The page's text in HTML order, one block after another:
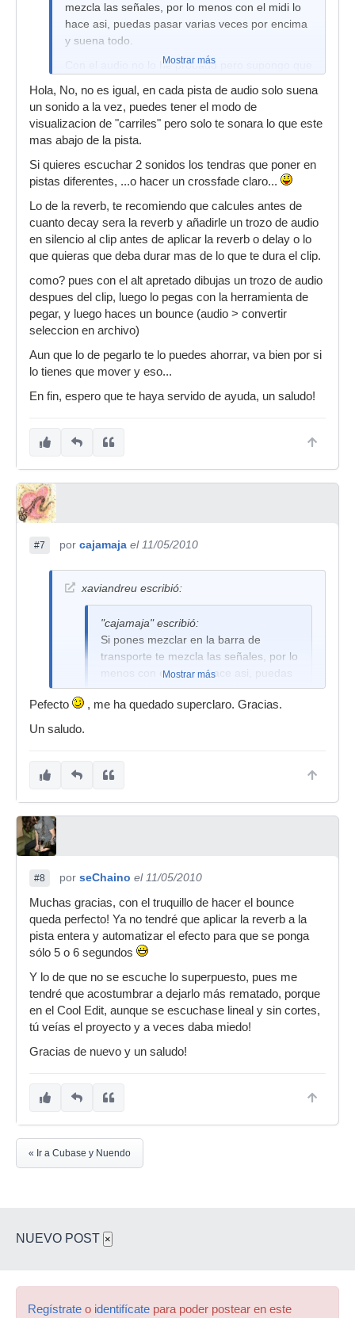
mezcla las señales, por lo menos con el midi lo
hace asi, puedas pasar varias veces por encima
y suena todo.
Con el audio no lo he probado pero supongo que
de transporte y VOLVER A GRABARLO, porque
si ya está grabado supongo que no te lo
mezclara ahora. Pruebalo grabando de nuevo y
poniendo lo que te he dicho en mezcla
Un saludo, a ver si hay suerte.
Mostrar más
Hola, No, no es igual, en cada pista de audio solo suena
un sonido a la vez, puedes tener el modo de
visualizacion de "carriles" pero solo te sonara lo que este
mas abajo de la pista.
Si quieres escuchar 2 sonidos los tendras que poner en
pistas diferentes, ...o hacer un crossfade claro...
Lo de la reverb, te recomiendo que calcules antes de
cuanto decay sera la reverb y añadirle un trozo de audio
en silencio al clip antes de aplicar la reverb o delay o lo
que quieras que deba durar mas de lo que te dura el clip.
como? pues con el alt apretado dibujas un trozo de audio
despues del clip, luego lo pegas con la herramienta de
pegar, y luego haces un bounce (audio > convertir
seleccion en archivo)
Aun que lo de pegarlo te lo puedes ahorrar, va bien por si
lo tienes que mover y eso...
En fin, espero que te haya servido de ayuda, un saludo!
#7 por cajamaja el 11/05/2010
xaviandreu escribió:
"cajamaja" escribió:
Si pones mezclar en la barra de
transporte te mezcla las señales, por lo
menos con el midi lo hace asi, puedas
pasar varias veces por encima y suena
todo.
transporte y VOLVER A GRABARLO,
que no te lo mezclara ahora. Pruebalo
Un saludo, a ver si hay suerte.
Hola, No, no es igual, en cada pista de audio
solo suena un sonido a la vez, puedes tener el
modo de visualizacion de "carriles" pero solo te
sonara lo que este mas abajo de la pista.
Si quieres escuchar 2 sonidos los tendras que
poner en pistas diferentes, ...o hacer un
crossfade claro...
Lo de la reverb, te recomiendo que calcules
un trozo de audio en silencio al clip antes de
deba durar mas de lo que te dura el clip.
como? pues con el alt apretado dibujas un trozo
de audio despues del clip, luego lo pegas con la
bien por si lo tienes que mover y eso...
Mostrar más
Pefecto
, me ha quedado superclaro. Gracias.
Un saludo.
#8 por seChaino el 11/05/2010
Muchas gracias, con el truquillo de hacer el bounce
queda perfecto! Ya no tendré que aplicar la reverb a la
pista entera y automatizar el efecto para que se ponga
sólo 5 o 6 segundos
Y lo de que no se escuche lo superpuesto, pues me
tendré que acostumbrar a dejarlo más rematado, porque
en el Cool Edit, aunque se escuchase lineal y sin cortes,
tú veías el proyecto y a veces daba miedo!
Gracias de nuevo y un saludo!
« Ir a Cubase y Nuendo
NUEVO POST ×
Regístrate o identifícate para poder postear en este